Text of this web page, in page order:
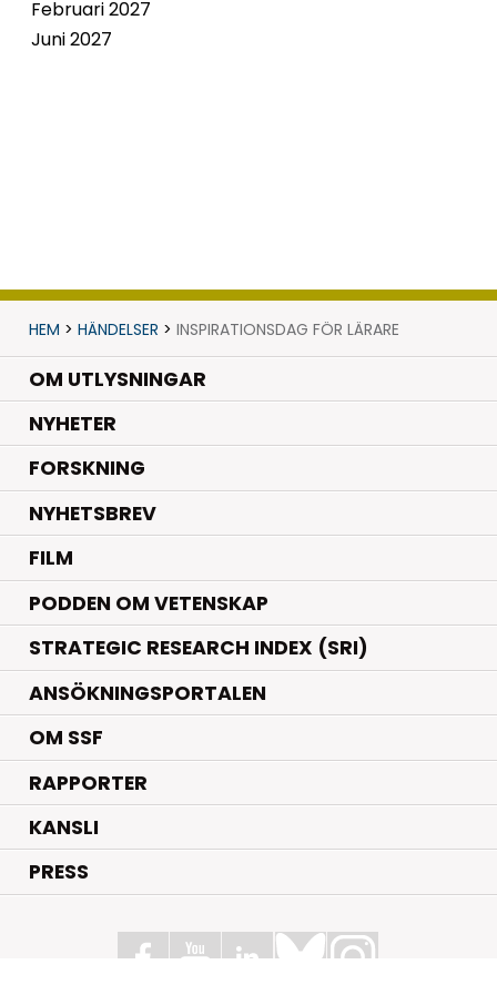
Februari 2027
Juni 2027
HEM > HÄNDELSER > INSPIRATIONSDAG FÖR LÄRARE
OM UTLYSNINGAR
NYHETER.
FORSKNING.
NYHETSBREV
FILM
PODDEN OM VETENSKAP
STRATEGIC RESEARCH INDEX (SRI)
ANSÖKNINGSPORTALEN
OM SSF
RAPPORTER
KANSLI
PRESS